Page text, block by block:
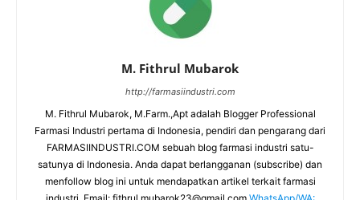
M. Fithrul Mubarok
http://farmasiindustri.com
M. Fithrul Mubarok, M.Farm.,Apt adalah Blogger Professional
Farmasi Industri pertama di Indonesia, pendiri dan pengarang dari
FARMASIINDUSTRI.COM sebuah blog farmasi industri satu-
satunya di Indonesia. Anda dapat berlangganan (subscribe) dan
menfollow blog ini untuk mendapatkan artikel terkait farmasi